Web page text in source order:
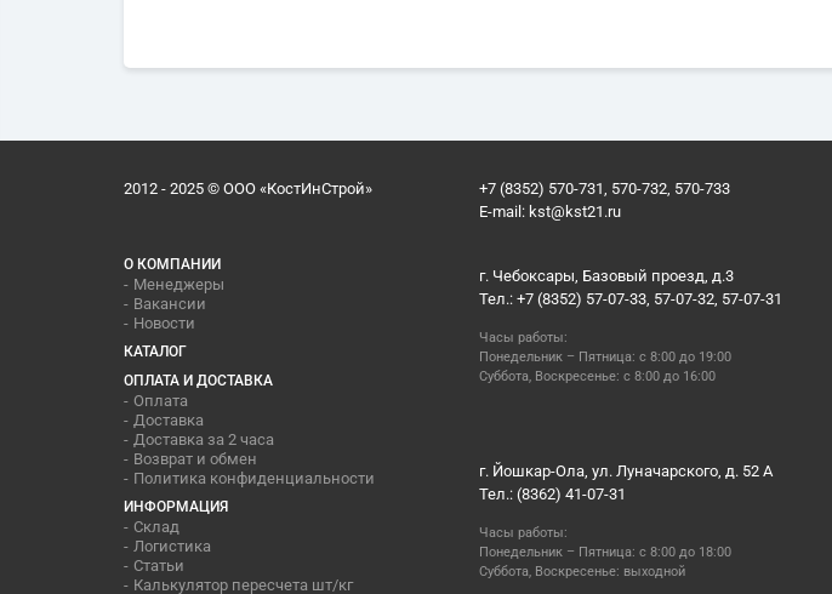
2012 - 2025 © ООО «КостИнСтрой»
+7 (8352) 570-731, 570-732, 570-733
E-mail: kst@kst21.ru
О КОМПАНИИ
Менеджеры
Вакансии
Новости
КАТАЛОГ
ОПЛАТА И ДОСТАВКА
Оплата
Доставка
Доставка за 2 часа
Возврат и обмен
Политика конфиденциальности
ИНФОРМАЦИЯ
Склад
Логистика
Статьи
Калькулятор пересчета шт/кг
г. Чебоксары, Базовый проезд, д.3
Тел.: +7 (8352) 57-07-33, 57-07-32, 57-07-31
Часы работы:
Понедельник – Пятница: с 8:00 до 19:00
Суббота, Воскресенье: с 8:00 до 16:00
г. Йошкар-Ола, ул. Луначарского, д. 52 А
Тел.: (8362) 41-07-31
Часы работы:
Понедельник – Пятница: с 8:00 до 18:00
Суббота, Воскресенье: выходной